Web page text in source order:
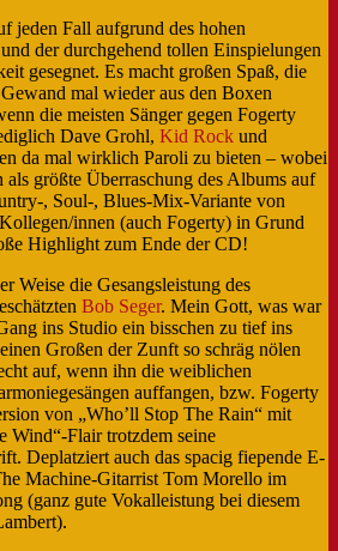
jeden Fall aufgrund des hohen
der durchgehend tollen Einspielungen
gesegnet. Es macht großen Spaß, die
mal wieder aus den Boxen
die meisten Sänger gegen Fogerty
Dave Grohl, Kid Rock und
da mal wirklich Paroli zu bieten – wobei
als größte Überraschung des Albums auf
, Soul-, Blues-Mix-Variante von
innen (auch Fogerty) in Grund
Highlight zum Ende der CD!
Weise die Gesangsleistung des
Bob Seger. Mein Gott, was war
ins Studio ein bisschen zu tief ins
Großen der Zunft so schräg nölen
auf, wenn ihn die weiblichen
auffangen, bzw. Fogerty
von „Who’ll Stop The Rain“ mit
Wind“-Flair trotzdem seine
Deplatziert auch das spacig fiepende E-
Machine-Gitarrist Tom Morello im
(ganz gute Vokalleistung bei diesem